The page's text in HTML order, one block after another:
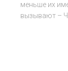
меньше их
вызывают –